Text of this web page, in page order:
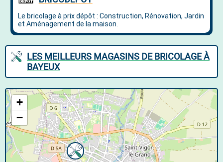
LES MEILLEURS MAGASINS DE BRICOLAGE À
BAYEUX
+
−